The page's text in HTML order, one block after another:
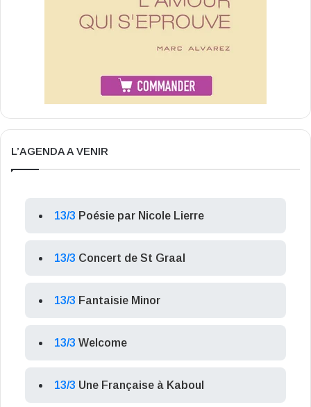
L’AGENDA A VENIR
13/3 Poésie par Nicole Lierre
13/3 Concert de St Graal
13/3 Fantaisie Minor
13/3 Welcome
13/3 Une Française à Kaboul